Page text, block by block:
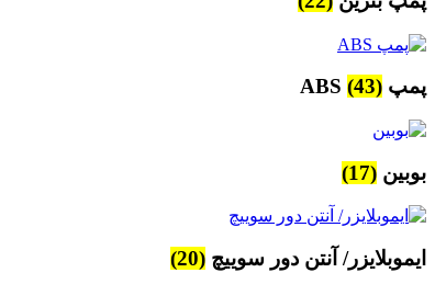
پمپ ABS (43)
بوبین (17)
ایموبلایزر/ آنتن دور سوییچ (20)